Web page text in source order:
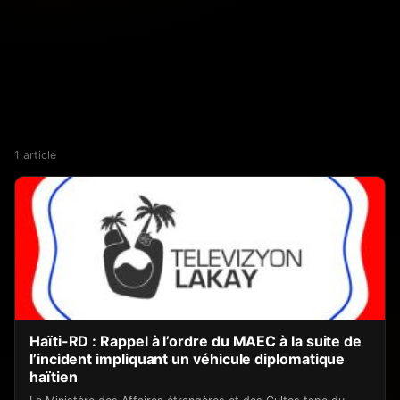
1 article
Haïti-RD : Rappel à l’ordre du MAEC à la suite de
l’incident impliquant un véhicule diplomatique
haïtien